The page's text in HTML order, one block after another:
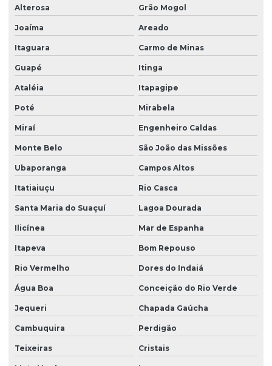
Alterosa Grão Mogol
Joaíma Areado
Itaguara Carmo de Minas
Guapé Itinga
Ataléia Itapagipe
Poté Mirabela
Miraí Engenheiro Caldas
Monte Belo São João das Missões
Ubaporanga Campos Altos
Itatiaiuçu Rio Casca
Santa Maria do Suaçuí Lagoa Dourada
Ilicínea Mar de Espanha
Itapeva Bom Repouso
Rio Vermelho Dores do Indaiá
Água Boa Conceição do Rio Verde
Jequeri Chapada Gaúcha
Cambuquira Perdigão
Teixeiras Cristais